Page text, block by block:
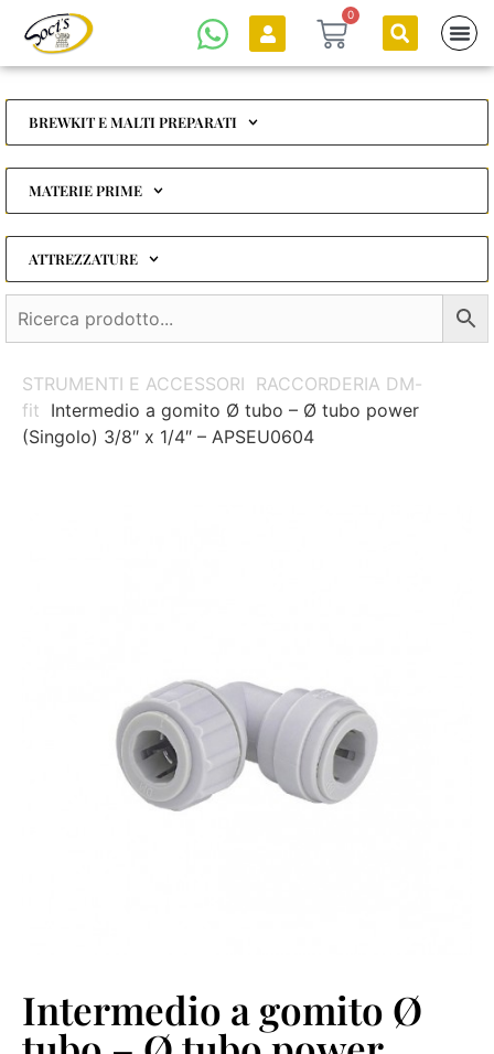
0
BREWKIT E MALTI PREPARATI
MATERIE PRIME
ATTREZZATURE
STRUMENTI E ACCESSORI RACCORDERIA DM-
fit Intermedio a gomito Ø tubo – Ø tubo power
(Singolo) 3/8″ x 1/4″ – APSEU0604
Intermedio a gomito Ø